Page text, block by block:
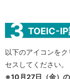
TOEIC-IP
以下のアイコンを
セスしてください。
※10月27日（金）